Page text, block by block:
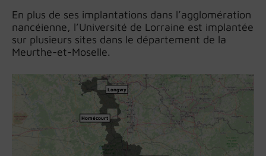
En plus de ses implantations dans l’agglomération
nancéienne, l’Université de Lorraine est implantée
sur plusieurs sites dans le département de la
Meurthe-et-Moselle.
Homécourt
Longwy